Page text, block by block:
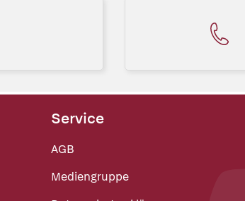
Service
AGB
Mediengruppe